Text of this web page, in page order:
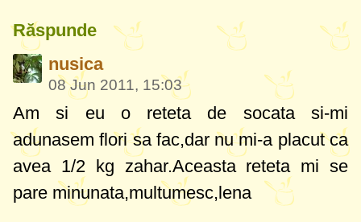
Răspunde
nusica
08 Jun 2011, 15:03
Am si eu o reteta de socata si-mi
adunasem flori sa fac,dar nu mi-a placut ca
avea 1/2 kg zahar.Aceasta reteta mi se
pare minunata,multumesc,lena